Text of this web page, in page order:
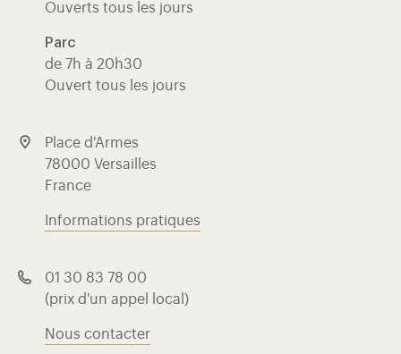
Ouverts tous les jours
Parc
de 7h à 20h30
Ouvert tous les jours
Place d'Armes
78000 Versailles
France
Informations pratiques
01 30 83 78 00
(prix d'un appel local)
Nous contacter